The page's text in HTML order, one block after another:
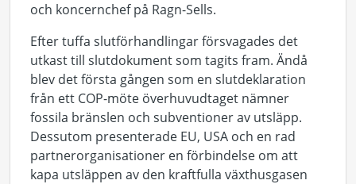
och koncernchef på Ragn-Sells.
Efter tuffa slutförhandlingar försvagades det
utkast till slutdokument som tagits fram. Ändå
blev det första gången som en slutdeklaration
från ett COP-möte överhuvudtaget nämner
fossila bränslen och subventioner av utsläpp.
Dessutom presenterade EU, USA och en rad
partnerorganisationer en förbindelse om att
kapa utsläppen av den kraftfulla växthusgasen